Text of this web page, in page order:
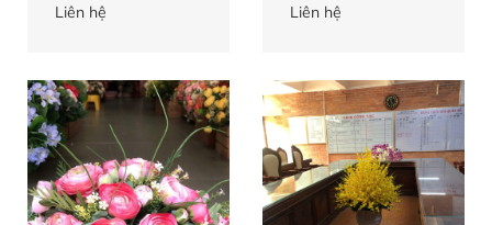
Liên hệ Liên hệ